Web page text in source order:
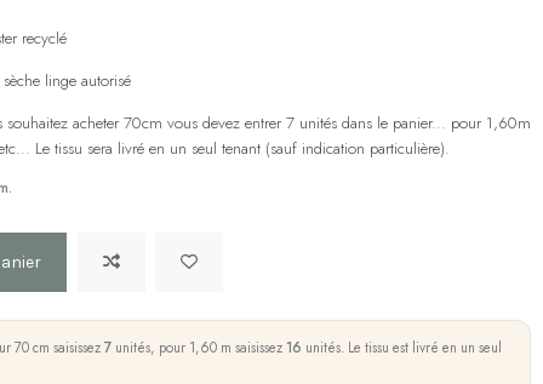
recyclé
linge autorisé
souhaitez acheter 70cm vous devez entrer 7 unités dans le panier... pour 1,60m
Le tissu sera livré en un seul tenant (sauf indication particulière).
70 cm saisissez7unités, pour 1,60 m saisissez16 unités. Le tissu est livré en un seul